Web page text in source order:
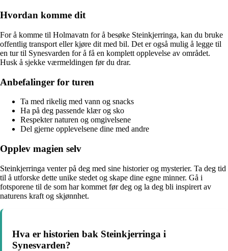
Hvordan komme dit
For å komme til Holmavatn for å besøke Steinkjerringa, kan du bruke
offentlig transport eller kjøre dit med bil. Det er også mulig å legge til
en tur til Synesvarden for å få en komplett opplevelse av området.
Husk å sjekke værmeldingen før du drar.
Anbefalinger for turen
Ta med rikelig med vann og snacks
Ha på deg passende klær og sko
Respekter naturen og omgivelsene
Del gjerne opplevelsene dine med andre
Opplev magien selv
Steinkjerringa venter på deg med sine historier og mysterier. Ta deg tid
til å utforske dette unike stedet og skape dine egne minner. Gå i
fotsporene til de som har kommet før deg og la deg bli inspirert av
naturens kraft og skjønnhet.
Hva er historien bak Steinkjerringa i
Synesvarden?